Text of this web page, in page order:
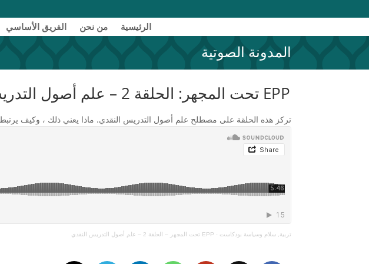
الرئیسیة من نحن الفريق الأساسي
المدونة الصوتية
EPP تحت المجهر: الحلقة 2 – علم أصول التدريس النقدي
تركز هذه الحلقة على مصطلح علم أصول التدريس النقدي. ماذا يعني ذلك ، وكيف يرتبط
تربية, سلام وسياسة بودكاست · EPP تحت المجهر – الحلقة 2 – علم أصول التدريس النقدي